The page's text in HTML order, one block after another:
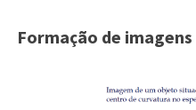
Formação de